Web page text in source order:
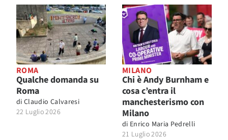
ROMA
Qualche domanda su
Roma
di Claudio Calvaresi
22 Luglio 2026
MILANO
Chi è Andy Burnham e
cosa c’entra il
manchesterismo con
Milano
di Enrico Maria Pedrelli
21 Luglio 2026